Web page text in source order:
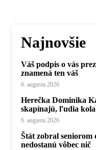
Najnovšie
Váš podpis o vás
znamená ten váš
6. augusta 2026
Herečka Dominika
skapínajú, ľudia
6. augusta 2026
Štát zobral
nedostanú vôbec nič